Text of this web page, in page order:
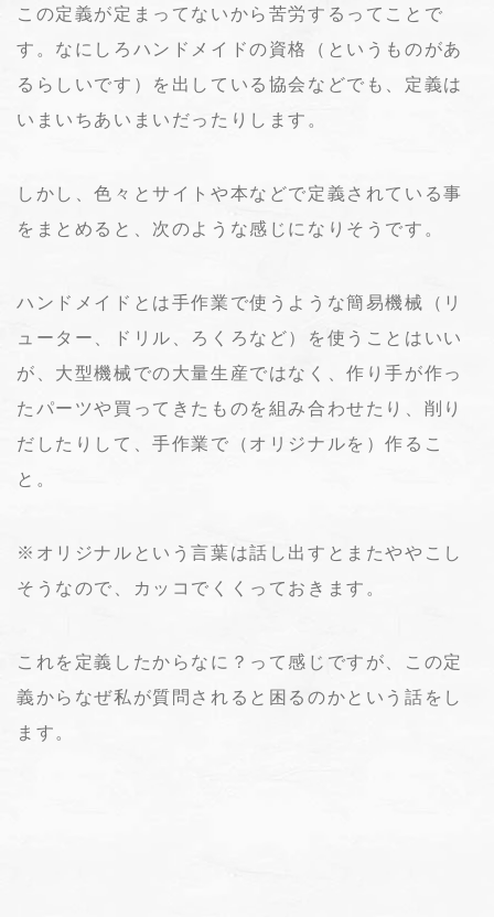
この定義が定まってないから苦労するってことで
す。なにしろハンドメイドの資格（というものがあ
るらしいです）を出している協会などでも、定義は
いまいちあいまいだったりします。
しかし、色々とサイトや本などで定義されている事
をまとめると、次のような感じになりそうです。
ハンドメイドとは手作業で使うような簡易機械（リ
ューター、ドリル、ろくろなど）を使うことはいい
が、大型機械での大量生産ではなく、作り手が作っ
たパーツや買ってきたものを組み合わせたり、削り
だしたりして、手作業で（オリジナルを）作るこ
と。
※オリジナルという言葉は話し出すとまたややこし
そうなので、カッコでくくっておきます。
これを定義したからなに？って感じですが、この定
義からなぜ私が質問されると困るのかという話をし
ます。